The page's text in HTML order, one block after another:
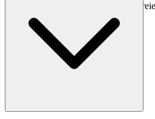
Stammkunden auf Ihren
Daten besitzen.